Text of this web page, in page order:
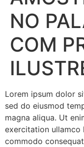
NO
COM
Lorem ipsum dolor
sed do eiusmod
magna aliqua. Ut
exercitation ullamco
commodo